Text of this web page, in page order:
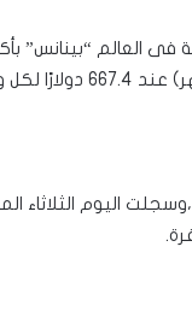
مشفرة.